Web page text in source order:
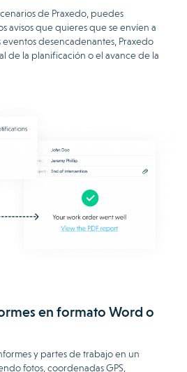
de Praxedo, puedes
avisos que quieres que se envíen a
eventos desencadenantes, Praxedo
de la planificación o el avance de la
en formato Word o
y partes de trabajo en un
fotos, coordenadas GPS,